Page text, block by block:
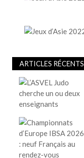
ARTICLES RÉCENTS